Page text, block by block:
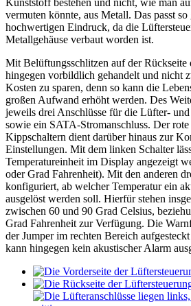
Kunststoff bestehen und nicht, wie man
vermuten könnte, aus Metall. Das passt
hochwertigen Eindruck, da die
Metallgehäuse verbaut worden ist.
Mit Belüftungsschlitzen auf der Rückseite
hingegen vorbildlich gehandelt und nicht
Kosten zu sparen, denn so kann die
großen Aufwand erhöht werden. Des
jeweils drei Anschlüsse für die Lüfter- und
sowie ein SATA-Stromanschluss. Der
Kippschaltern dient darüber hinaus zur
Einstellungen. Mit dem linken Schalter
Temperatureinheit im Display angezeigt
oder Grad Fahrenheit). Mit den anderen
konfiguriert, ab welcher Temperatur ein
ausgelöst werden soll. Hierfür stehen
zwischen 60 und 90 Grad Celsius,
Grad Fahrenheit zur Verfügung. Die
der Jumper im rechten Bereich
kann hingegen kein akustischer Alarm